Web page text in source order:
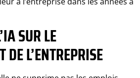
SUR LE
L’ENTREPRISE